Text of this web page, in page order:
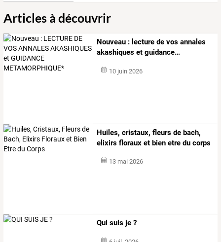
Articles à découvrir
Nouveau : lecture de vos annales
akashiques et guidance…
10 juin 2026
Huiles, cristaux, fleurs de bach,
elixirs floraux et bien etre du corps
13 mai 2026
Qui suis je ?